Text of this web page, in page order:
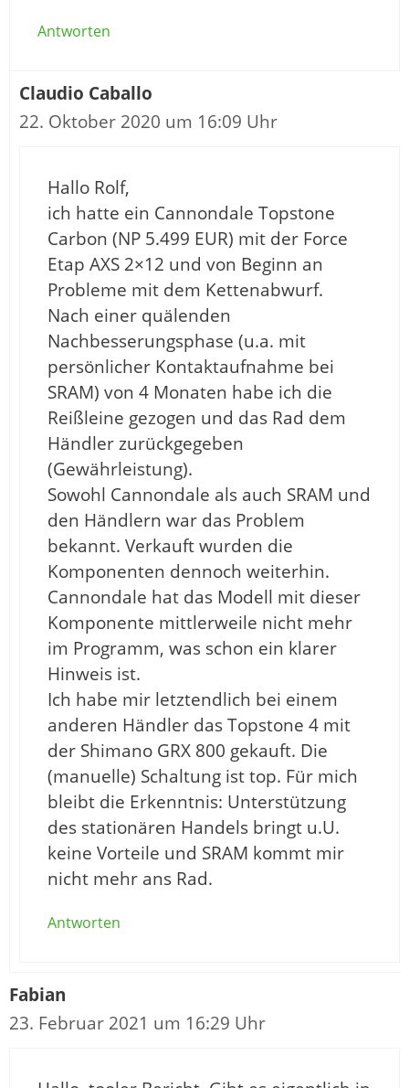
Antworten
Claudio Caballo
22. Oktober 2020 um 16:09 Uhr
Hallo Rolf,
ich hatte ein Cannondale Topstone
Carbon (NP 5.499 EUR) mit der Force
Etap AXS 2×12 und von Beginn an
Probleme mit dem Kettenabwurf.
Nach einer quälenden
Nachbesserungsphase (u.a. mit
persönlicher Kontaktaufnahme bei
SRAM) von 4 Monaten habe ich die
Reißleine gezogen und das Rad dem
Händler zurückgegeben
(Gewährleistung).
Sowohl Cannondale als auch SRAM und
den Händlern war das Problem
bekannt. Verkauft wurden die
Komponenten dennoch weiterhin.
Cannondale hat das Modell mit dieser
Komponente mittlerweile nicht mehr
im Programm, was schon ein klarer
Hinweis ist.
Ich habe mir letztendlich bei einem
anderen Händler das Topstone 4 mit
der Shimano GRX 800 gekauft. Die
(manuelle) Schaltung ist top. Für mich
bleibt die Erkenntnis: Unterstützung
des stationären Handels bringt u.U.
keine Vorteile und SRAM kommt mir
nicht mehr ans Rad.
Antworten
Fabian
23. Februar 2021 um 16:29 Uhr